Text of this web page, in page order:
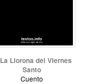
La Llorona del Viernes
Santo
Cuento